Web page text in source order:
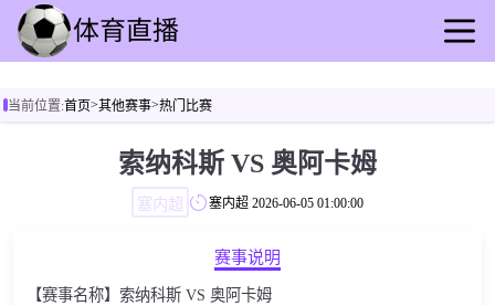
足球直播
当前位置:首页>其他赛事>热门比赛
索纳科斯 VS 奥阿卡姆
塞内超 塞内超 2026-06-05 01:00:00
赛事说明
【赛事名称】索纳科斯 VS 奥阿卡姆